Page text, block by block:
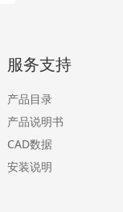
服务支持
产品目录
产品说明书
CAD数据
安装说明